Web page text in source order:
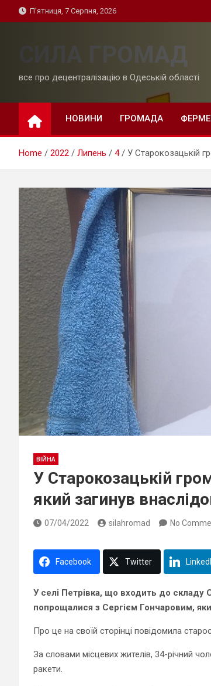
to
П’ятниця, 7 Серпня, 2026
СИЛА ГРОМАД
все про децентралізацію в Одеській області
НОВИНИ ГРОМАДА
Home 2022 Липень 4 У Старокозацькій
ВІЙНА
У Старокозацькій
який загинув
07/04/2022 silahromad No
Facebook Twitter
У селі Петрівка, що входить до складу
попрощалися з Сергієм Гончаровим,
Про це на своїй сторінці повідомила
За словами місцевих жителів, 34-річний
ракети.